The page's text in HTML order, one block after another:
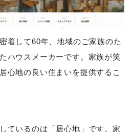
着して60年、地域のご家族のた
ハウスメーカーです。家族が笑
心地の良い住まいを提供するこ
ているのは「居心地」です。家